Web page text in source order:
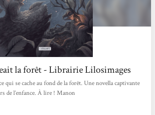
la forêt - Librairie Lilosimages
qui se cache au fond de la forêt. Une novella captivante
de l’enfance. À lire ! Manon